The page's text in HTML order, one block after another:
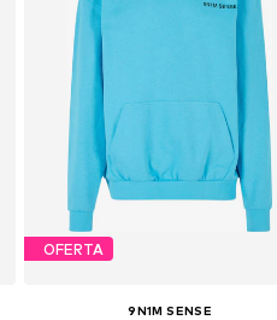
OFERTA
9N1M SENSE